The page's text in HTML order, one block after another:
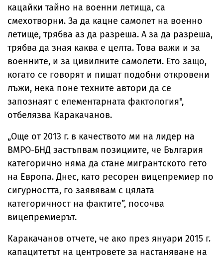
кацайки тайно на военни летища, са
смехотворни. За да кацне самолет на военно
летище, трябва аз да разреша. А за да разреша,
трябва да зная каква е целта. Това важи и за
военните, и за цивилните самолети. Ето защо,
когато се говорят и пишат подобни откровени
лъжи, нека поне техните автори да се
запознаят с елементарната фактология",
отбелязва Каракачанов.
„Още от 2013 г. в качеството ми на лидер на
ВМРО-БНД застъпвам позициите, че България
категорично няма да стане мигрантското гето
на Европа. Днес, като ресорен вицепремиер по
сигурността, го заявявам с цялата
категоричност на фактите”, посочва
вицепремиерът.
Каракачанов отчете, че ако през януари 2015 г.
капацитетът на центровете за настаняване на